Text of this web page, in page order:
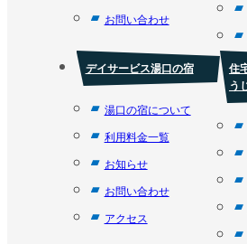
お問い合わせ
デイサービス湯口の宿
湯口の宿について
利用料金一覧
お知らせ
お問い合わせ
アクセス
住
う